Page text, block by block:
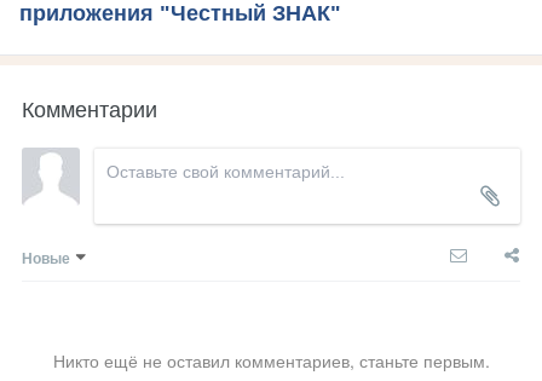
приложения "Честный ЗНАК"
Комментарии
Новые
Никто ещё не оставил комментариев, станьте первым.